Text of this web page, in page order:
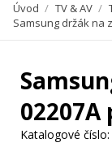
Úvod / TV & AV /
Samsung držák na
Katalogové číslo: